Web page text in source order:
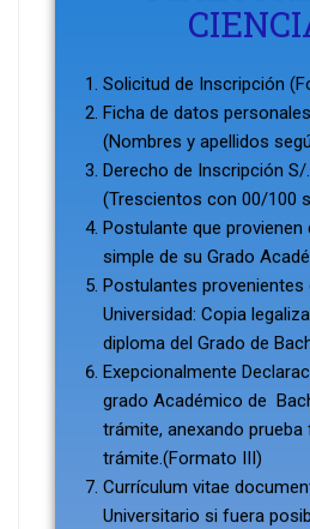
Solicitud de Inscripción
Ficha de datos
(Nombres y apellidos
Derecho de Inscripción S/
(Trescientos con 00/100
Postulante que provienen
simple de su Grado
Postulantes provenientes
Universidad: Copia
diploma del Grado de
Exepcionalmente
grado Académico de
trámite, anexando prueba
trámite.(Formato III)
Currículum vitae
Universitario si fuera